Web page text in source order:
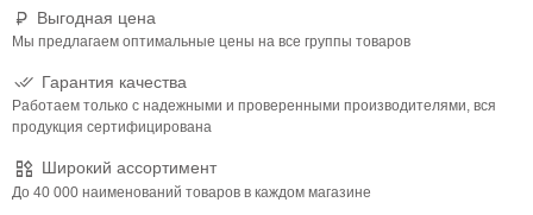
Выгодная цена
Мы предлагаем оптимальные цены на все группы товаров
Гарантия качества
Работаем только с надежными и проверенными производителями, вся
продукция сертифицирована
Широкий ассортимент
До 40 000 наименований товаров в каждом магазине